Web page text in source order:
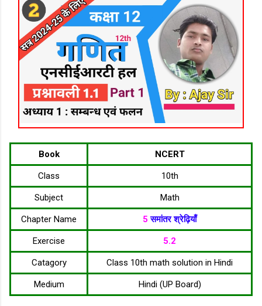
Book NCERT
Class 10th
Subject Math
Chapter Name 5समांतर श्रेढ़ियाँ
Exercise 5.2
Catagory Class 10th math solution in Hindi
Medium Hindi (UP Board)